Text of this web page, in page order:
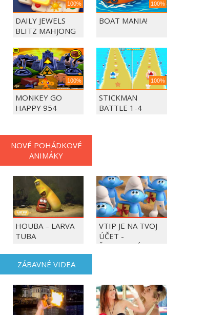
100%
DAILY JEWELS
BLITZ MAHJONG
100%
BOAT MANIA!
100%
MONKEY GO
HAPPY 954
100%
STICKMAN
BATTLE 1-4
NOVÉ POHÁDKOVÉ
ANIMÁKY
HOUBA – LARVA
TUBA
VTIP JE NA TVOJ
ÚČET -
ŠMOULOVÉ
ZÁBAVNÉ VIDEA